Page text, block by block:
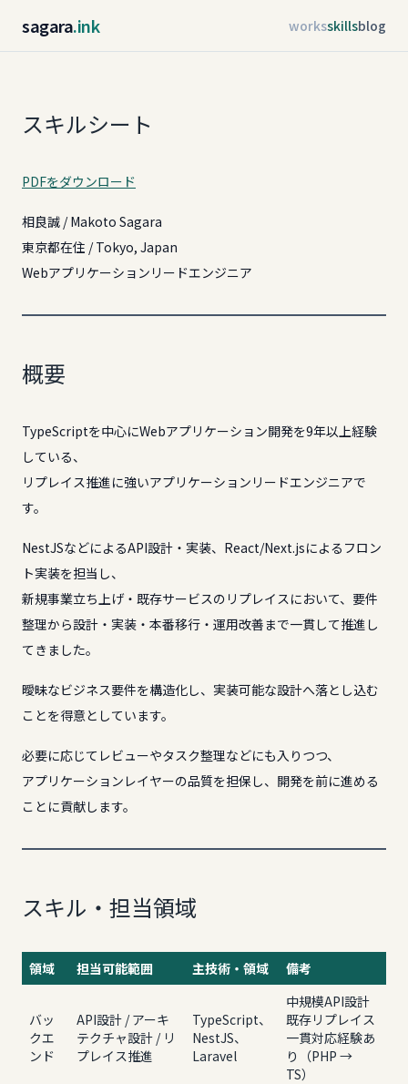
sagara.ink worksskillsblog
スキルシート
PDFをダウンロード
相良誠 / Makoto Sagara
東京都在住 / Tokyo, Japan
Webアプリケーションリードエンジニア
概要
TypeScriptを中心にWebアプリケーション開発を9年以上経験
している、
リプレイス推進に強いアプリケーションリードエンジニアで
す。
NestJSなどによるAPI設計・実装、React/Next.jsによるフロン
ト実装を担当し、
新規事業立ち上げ・既存サービスのリプレイスにおいて、要件
整理から設計・実装・本番移行・運用改善まで一貫して推進し
てきました。
曖昧なビジネス要件を構造化し、実装可能な設計へ落とし込む
ことを得意としています。
必要に応じてレビューやタスク整理などにも入りつつ、
アプリケーションレイヤーの品質を担保し、開発を前に進める
ことに貢献します。
スキル・担当領域
領域 担当可能範囲 主技術・領域 備考
バッ
クエ
ンド
API設計 / アーキ
テクチャ設計 / リ
プレイス推進
TypeScript、
NestJS、
Laravel
中規模API設計
既存リプレイス
一貫対応経験あ
り（PHP →
TS）